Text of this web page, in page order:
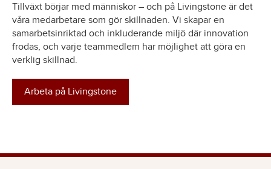
Tillväxt börjar med människor – och på Livingstone är det
våra medarbetare som gör skillnaden. Vi skapar en
samarbetsinriktad och inkluderande miljö där innovation
frodas, och varje teammedlem har möjlighet att göra en
verklig skillnad.
Arbeta på Livingstone